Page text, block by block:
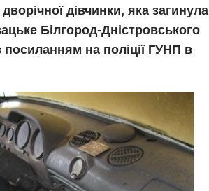
дівчинки, яка загинула
Білгород-Дністровського
на поліції ГУНП в